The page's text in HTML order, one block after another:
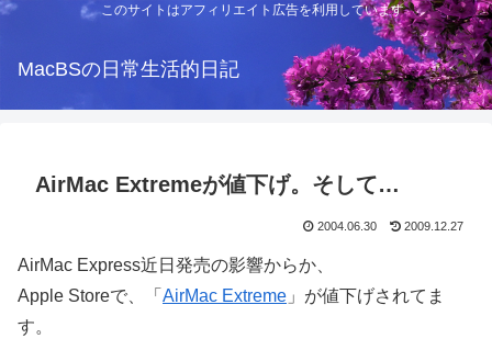
このサイトはアフィリエイト広告を利用しています
MacBSの日常生活的日記
AirMac Extremeが値下げ。そして…
2004.06.30 2009.12.27
AirMac Express近日発売の影響からか、
Apple Storeで、「 AirMac Extreme 」が値下げされてま
す。